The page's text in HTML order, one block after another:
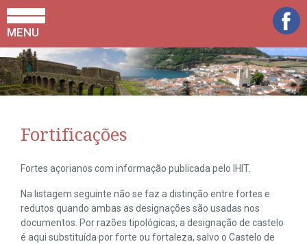
MENU
Fortificações
Fortes açorianos com informação publicada pelo IHIT.
Na listagem seguinte não se faz a distinção entre fortes e
redutos quando ambas as designações são usadas nos
documentos. Por razões tipológicas, a designação de castelo
é aqui substituída por forte ou fortaleza, salvo o Castelo de